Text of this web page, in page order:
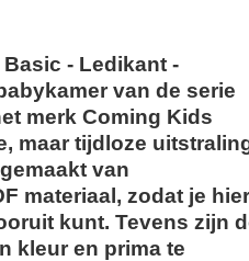
- Ledikant -
van de serie
merk Coming Kids
maar tijdloze
van
materiaal, zodat je hier
kunt. Tevens zijn
kleur en prima te